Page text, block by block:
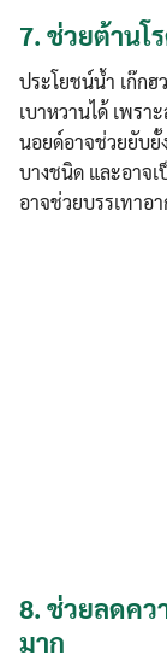
7. ช่วยต้านโ
ประโยชน์น้ำ เก๊ก
เบาหวานได้ เพรา
นอยด์อาจช่วยยับยั้
บางชนิด และอาจ
อาจช่วยบรรเทาอ
8. ช่วยลดคว
มาก